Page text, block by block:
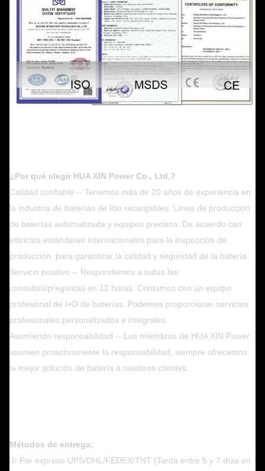
¿Por qué elegir HUA XIN Power Co., Ltd.?
Calidad confiable -- Tenemos más de 20 años de experiencia en
la industria de baterías de litio recargables. Línea de producción
de baterías automatizada y equipos precisos. De acuerdo con
estrictos estándares internacionales para la inspección de
producción, para garantizar la calidad y seguridad de la batería.
Servicio positivo -- Respondemos a todas las
consultas/preguntas en 12 horas. Contamos con un equipo
profesional de I+D de baterías. Podemos proporcionar servicios
profesionales personalizados e integrales.
Asumiendo responsabilidad -- Los miembros de HUA XIN Power
asumen proactivamente la responsabilidad, siempre ofrecemos
la mejor solución de batería a nuestros clientes.
Métodos de entrega:
① Por expreso UPS/DHL/FEDEX/TNT (Tarda entre 5 y 7 días en